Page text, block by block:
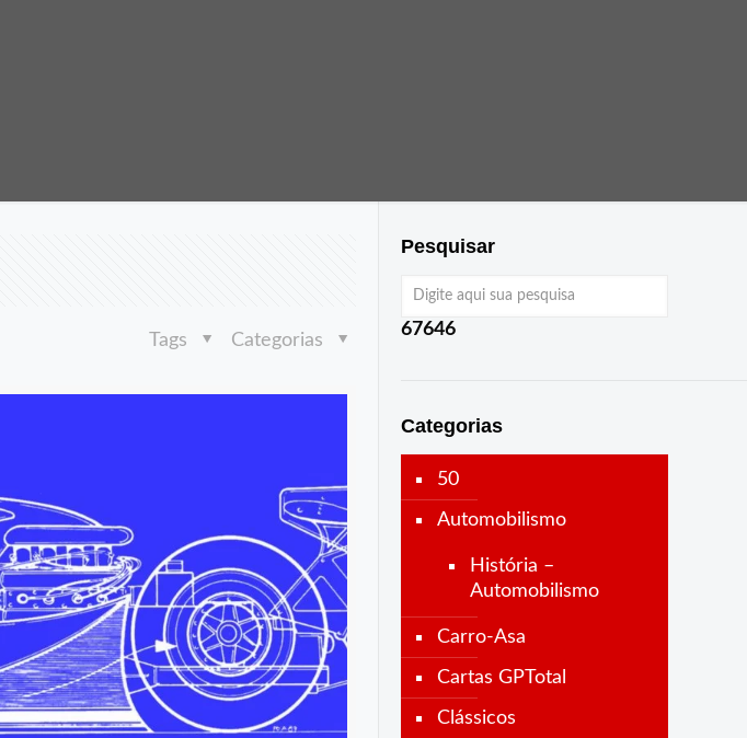
Categorias
Tags
Pesquisar
67646
Categorias
50
Automobilismo
História –
Automobilismo
Carro-Asa
Cartas GPTotal
Clássicos